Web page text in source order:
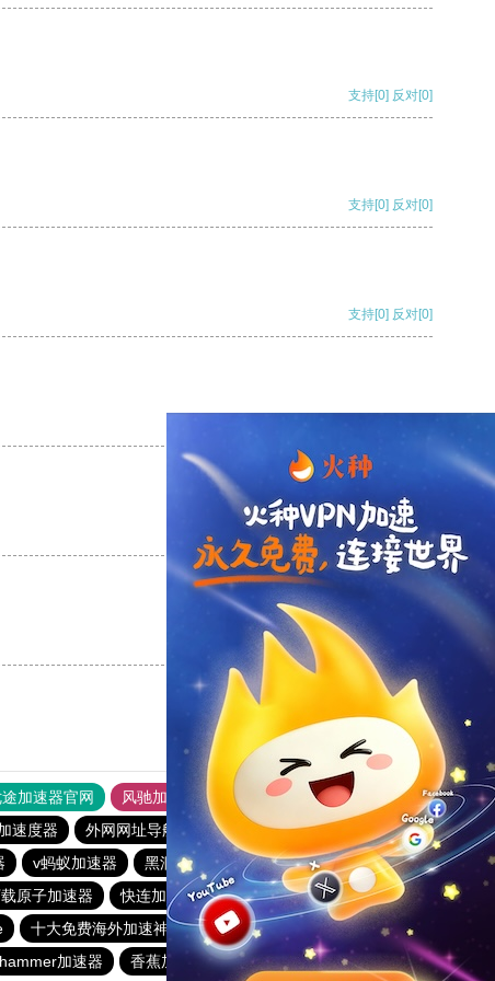
支持[0] 反对[0]
支持[0] 反对[0]
支持[0] 反对[0]
支持 [0] 反对[0]
支持
加速器官网 风驰加速器
旋风加速器
速度器 外网网址导航 软件中心 雷霆加速
狂飙加速器
v蚂蚁加速器 黑洞加速器 飞狗加速器
旋风加速
原子加速器 快连加速器app 飞机加速器
暴雪加速器
十大免费海外加速神器
风驰加速官网首页
hammer加速器 香蕉加速器官网正版 2023免费加速神器